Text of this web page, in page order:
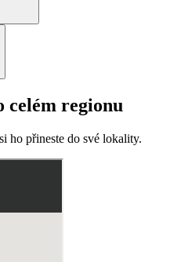
celém regionu
ho přineste do své lokality.